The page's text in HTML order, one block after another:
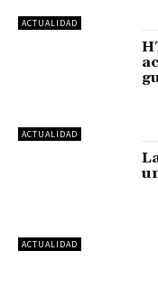
ACTUALIDAD
ACTUALIDAD
ACTUALIDAD